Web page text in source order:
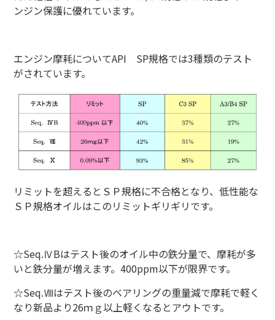
ンジン保護に優れています。
エンジン摩耗についてAPI SP規格では3種類のテスト
がされています。
リミットを超えるとＳＰ規格に不合格となり、低性能な
ＳＰ規格オイルはこのリミットギリギリです。
☆Seq.ⅣBはテスト後のオイル中の鉄分量で、摩耗が多
いと鉄分量が増えます。400ppm以下が限界です。
☆Seq.Ⅷはテスト後のベアリングの重量減で摩耗で軽く
なり新品より26ｍｇ以上軽くなるとアウトです。